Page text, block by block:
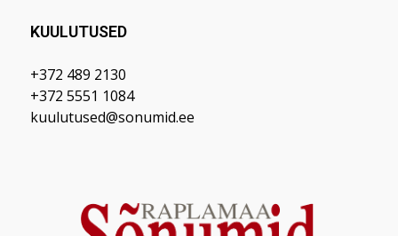
KUULUTUSED
+372 489 2130
+372 5551 1084
kuulutused@sonumid.ee